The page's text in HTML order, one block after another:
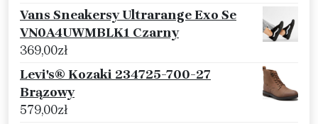
Vans Sneakersy Ultrarange Exo Se
VN0A4UWMBLK1 Czarny
369,00zł
Levi's® Kozaki 234725-700-27
Brązowy
579,00zł